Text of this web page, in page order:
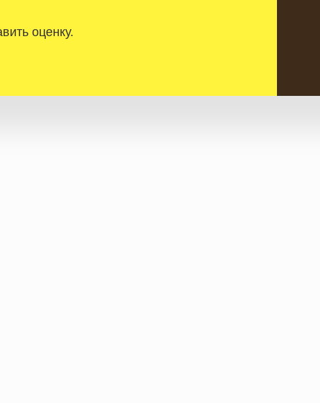
оценку.